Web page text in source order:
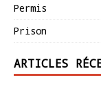
Permis
Prison
ARTICLES